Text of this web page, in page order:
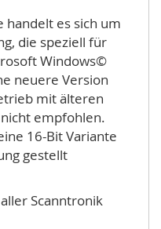
handelt es sich um
die speziell für
Windows©
neuere Version
mit älteren
empfohlen.
16-Bit Variante
gestellt
Scanntronik